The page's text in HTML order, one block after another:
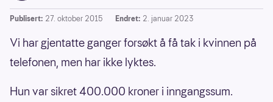
Publisert: 27. oktober 2015 Endret: 2. januar 2023
Vi har gjentatte ganger forsøkt å få tak i kvinnen på
telefonen, men har ikke lyktes.
Hun var sikret 400.000 kroner i inngangssum.